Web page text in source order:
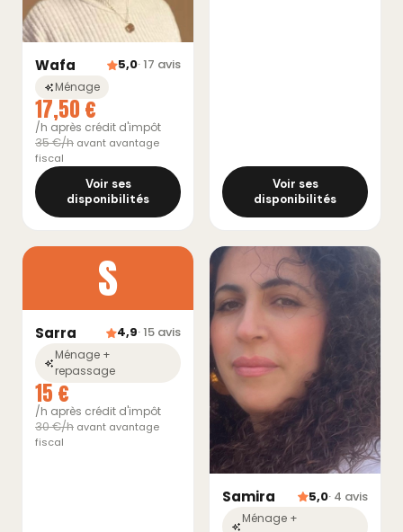
Wafa 5,0· 17 avis
Ménage
17,50 €
/h après crédit d'impôt
35 €/h avant avantage
fiscal
Voir ses
disponibilités
Voir ses
disponibilités
S
Sarra 4,9· 15 avis
Ménage +
repassage
15 €
/h après crédit d'impôt
30 €/h avant avantage
fiscal
Samira 5,0· 4 avis
Ménage +